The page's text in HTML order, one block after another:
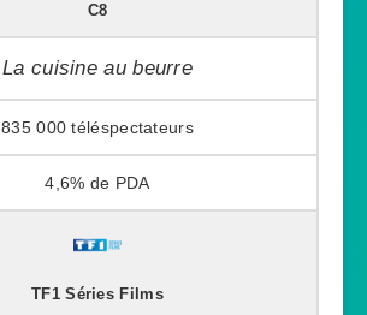
C8
La cuisine au beurre
835 000
4,6%
TF1 Séries Films